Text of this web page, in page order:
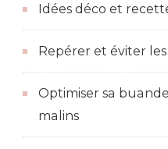
Idées déco et
Repérer et éviter
Optimiser sa
malins